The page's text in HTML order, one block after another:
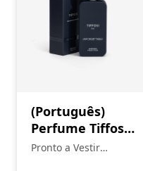
(Português)
Perfume Tiffosi
Homem
Pronto a Vestir